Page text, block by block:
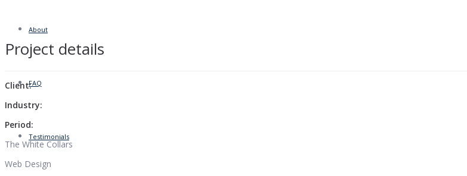
About
FAQ
Testimonials
Project details
Client:
Industry:
Period:
The White Collars
Web Design